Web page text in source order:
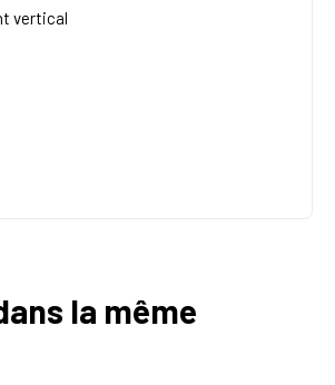
vertical
la même